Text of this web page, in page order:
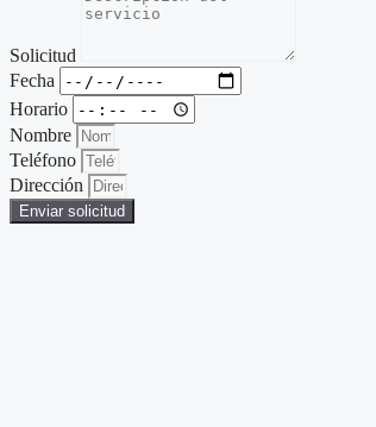
Solicitud
Fecha
Horario
Nombre
Teléfono
Dirección
Enviar solicitud